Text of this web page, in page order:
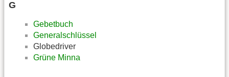
G
Gebetbuch
Generalschlüssel
Globedriver
Grüne Minna